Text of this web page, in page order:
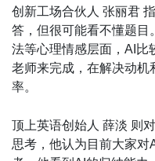
创新工场合伙人 张丽君
答，但很可能看不懂题目
法等心理情感层面，AI比
老师来完成，在解决动机
率。
顶上英语创始人 薛淡 则
思考，他认为目前大家对